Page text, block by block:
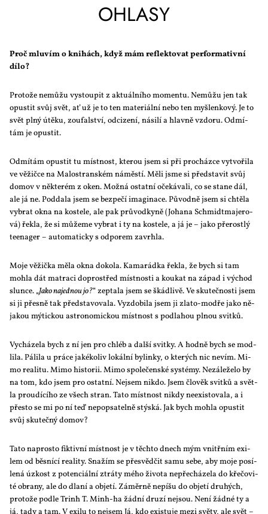
OHLA­SY
Proč mlu­vím o kni­hách, když mám re­flek­to­vat per­for­ma­tiv­ní
dí­lo?
Pro­to­že ne­můžu vy­stou­pit z ak­tu­ál­ní­ho mo­men­tu. Ne­můžu jen tak
opus­tit svůj svět, ať už je to ten ma­te­ri­ál­ní ne­bo ten myš­len­ko­vý. Je to
svět pl­ný útě­ku, zou­fal­ství, od­ci­ze­ní, ná­si­lí a hlav­ně vzdo­ru. Od­mí­
tám je opus­tit.
Od­mí­tám opus­tit tu míst­nost, kte­rou jsem si při pro­cház­ce vy­tvo­ři­la
ve vě­žič­ce na Ma­lostran­ském ná­měs­tí. Mě­li jsme si před­sta­vit svůj
do­mov v ně­kte­rém z oken. Mož­ná ostat­ní oče­ká­va­li, co se sta­ne dál,
ale já ne. Pod­da­la jsem se bez­pe­čí ima­gi­na­ce. Pů­vod­ně jsem si chtě­la
vy­brat ok­na na kos­te­le, ale pak prů­vod­ky­ně (Jo­ha­na Schmi­dtma­je­ro­
vá) řek­la, že si mů­že­me vy­brat i ty na kos­te­le, a já je – ja­ko pře­rost­lý
te­e­nager – au­to­ma­tic­ky s od­po­rem za­vrh­la.
Mo­je vě­žič­ka mě­la ok­na do­ko­la. Ka­ma­rád­ka řek­la, že bych si tam
moh­la dát mat­ra­ci do­prostřed míst­nos­ti a kou­kat na zá­pad i vý­chod
slun­ce. „Ja­ko na­jed­nou jo?“ ze­pta­la jsem se škád­li­vě. Ve sku­teč­nos­ti jsem
si ji přes­ně tak před­sta­vo­va­la. Vy­zdo­bi­la jsem ji zla­to-mod­ře ja­ko ně­
ja­kou mý­tic­kou as­t­ro­no­mic­kou míst­nost s pod­la­hou pl­nou svit­ků.
Vy­chá­ze­la bych z ní jen pro chléb a dal­ší svit­ky. A hod­ně bych se mod­
li­la. Pá­li­la u prá­ce ja­ké­ko­liv lo­kál­ní by­lin­ky, o kte­rých nic ne­vím. Mi­
mo re­a­li­tu. Mi­mo his­to­rii. Mi­mo spo­le­čen­ské sys­témy. Ne­zá­le­že­lo by
na tom, kdo jsem pro ostat­ní. Nejsem ni­kdo. Jsem člo­věk svit­ků a svět­
la prou­dí­cí­ho ze všech stran. Ta­to míst­nost ni­kdy ne­e­xis­to­va­la, a i
přes­to se mi po ní teď ne­po­psa­tel­ně stýská. Jak bych moh­la opus­tit
svůj sku­teč­ný do­mov?
Ta­to na­pros­to fik­tiv­ní míst­nost je v těch­to dnech mým vnitř­ním exi­
lem od běs­ní­cí re­a­li­ty. Sna­žím se pře­svěd­čit sa­mu se­be, aby mo­je po­sí­
le­ná úz­kost z po­ten­ci­ál­ní ztrá­ty mé­ho ži­vo­ta ne­pře­chá­ze­la do kře­čo­vi­
té obra­ny, ale do dla­ní a ob­je­tí. Zá­měr­ně ne­píšu do ob­je­tí dru­hých,
pro­to­že pod­le Trinh T. Minh-ha žád­ní dru­zí nejsou. Ne­ní žád­né ty a